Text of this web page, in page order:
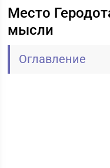
Место
мысли
Оглавление